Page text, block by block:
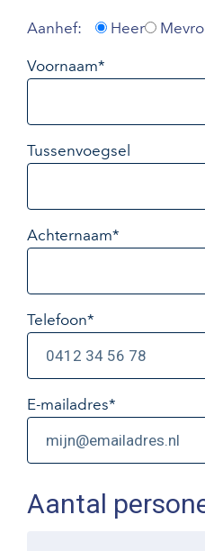
Aanhef: Heer
Voornaam*
Tussenvoegsel
Achternaam*
Telefoon*
E-mailadres*
Aantal